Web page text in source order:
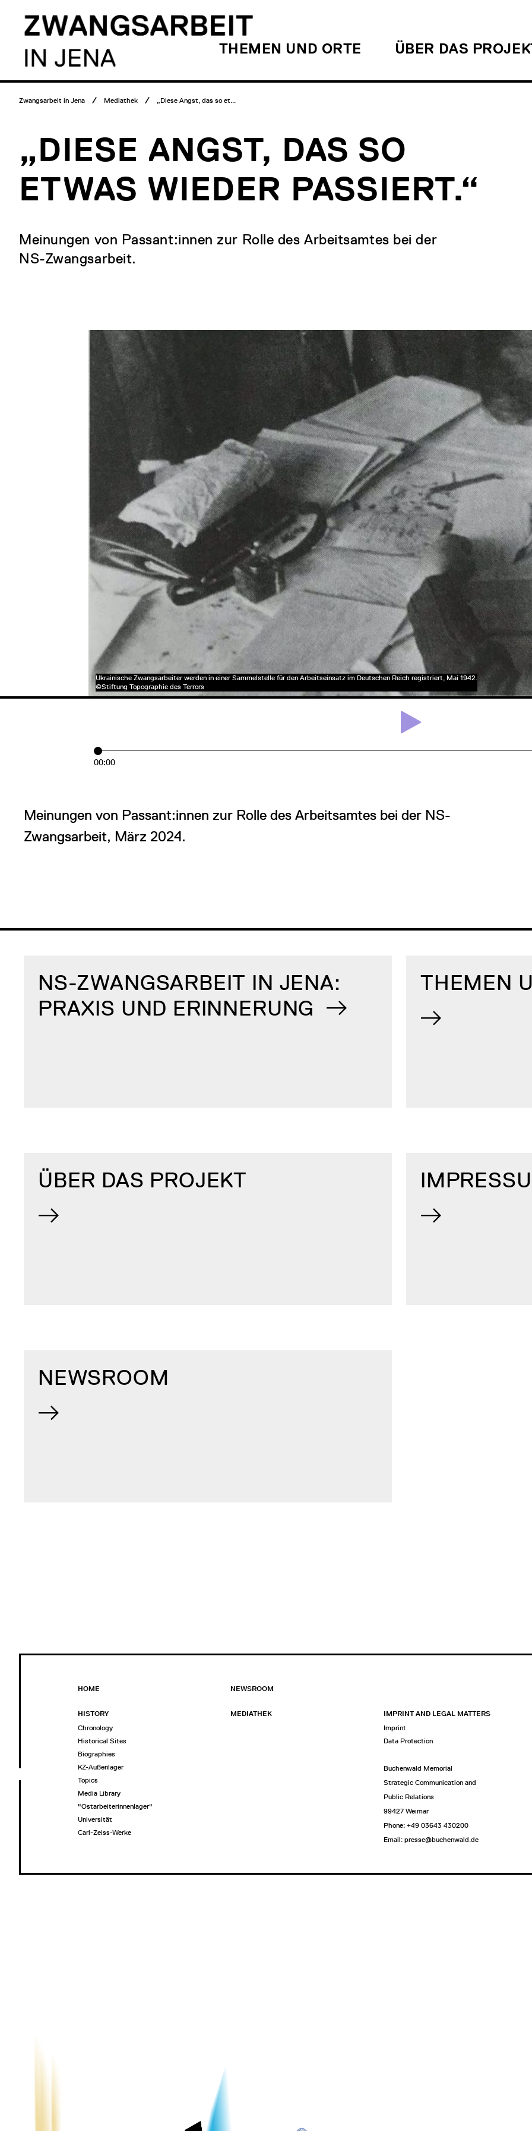
content
Zwangsarbeit
THEMEN UND ORTE ÜBER DAS
Breadcrumb
Zwangsarbeit in Jena Mediathek „Diese Angst, das so et...
„DIESE ANGST, DAS SO
ETWAS WIEDER PASSIERT.“
Meinungen von Passant:innen zur Rolle des Arbeitsamtes bei der
NS-Zwangsarbeit.
Ukrainische Zwangsarbeiter werden in einer Sammelstelle für den Arbeitseinsatz im Deutschen Reich registriert, Mai 1942.
©Stiftung Topographie des Terrors
00:00
Meinungen von Passant:innen zur Rolle des Arbeitsamtes bei der NS-
Zwangsarbeit, März 2024.
NS-ZWANGSARBEIT IN JENA:
PRAXIS UND ERINNERUNG
THEMEN
ÜBER DAS PROJEKT
NEWSROOM
HOME NEWSROOM
HISTORY
Chronology
Historical Sites
Biographies
KZ-Außenlager
Topics
Media Library
"Ostarbeiterinnenlager"
Universität
Carl-Zeiss-Werke
MEDIATHEK
IMPRINT AND LEGAL MATTERS
Imprint
Data Protection
Buchenwald Memorial
Strategic Communication and
Public Relations
99427 Weimar
Phone: +49 03643 430200
Email: presse@buchenwald.de